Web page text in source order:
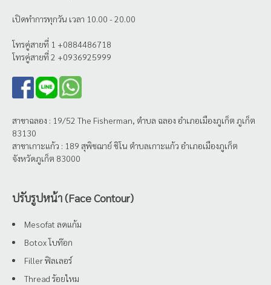
เปิดทำการทุกวัน เวลา 10.00 - 20.00
โทรคู่สายที่ 1 +0884486718
โทรคู่สายที่ 2 +0936925999
สาขาฉลอง : 19/52 The Fisherman, ตำบล ฉลอง อำเภอเมืองภูเก็ต ภูเก็ต
83130
สาขาเกาะแก้ว : 189 สุพิชฌาย์ ชิโน ตำบลเกาะแก้ว อำเภอเมืองภูเก็ต
จังหวัดภูเก็ต 83000
ปรับรูปหน้า (Face Contour)
Mesofat ลดแก้ม
Botox โบท๊อก
Filler ฟิลเลอร์
Thread ร้อยไหม